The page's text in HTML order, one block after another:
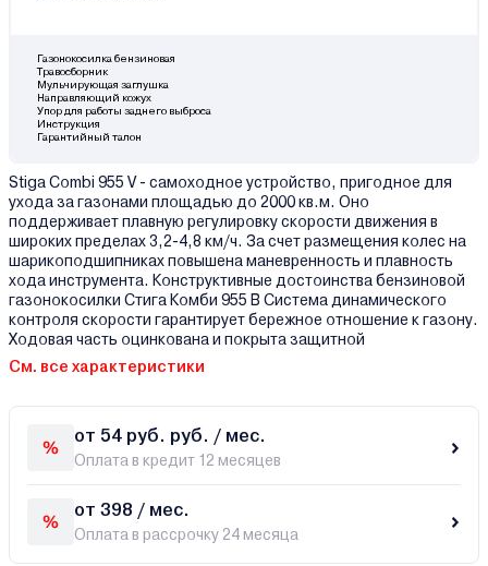
Газонокосилка бензиновая
Травосборник
Мульчирующая заглушка
Направляющий кожух
Упор для работы заднего выброса
Инструкция
Гарантийный талон
Stiga Combi 955 V - самоходное устройство, пригодное для
ухода за газонами площадью до 2000 кв.м. Оно
поддерживает плавную регулировку скорости движения в
широких пределах 3,2-4,8 км/ч. За счет размещения колес на
шарикоподшипниках повышена маневренность и плавность
хода инструмента. Конструктивные достоинства бензиновой
газонокосилки Стига Комби 955 В Система динамического
контроля скорости гарантирует бережное отношение к газону.
Ходовая часть оцинкована и покрыта защитной
См. все характеристики
от 54 руб. руб. / мес.
Оплата в кредит 12 месяцев
от 398 / мес.
Оплата в рассрочку 24 месяца